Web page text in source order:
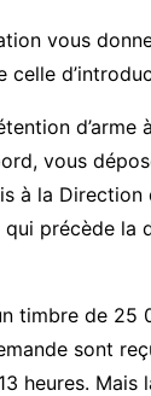
vous
celle
d’arme
vous
à la
précède la
timbre de 25
sont
heures. Mais